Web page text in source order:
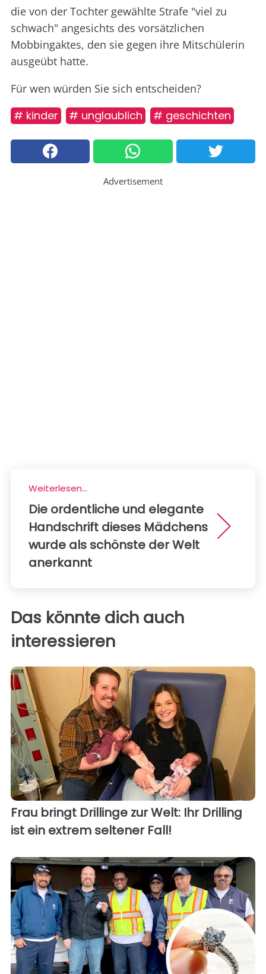
die von der Tochter gewählte Strafe "viel zu
schwach" angesichts des vorsätzlichen
Mobbingaktes, den sie gegen ihre Mitschülerin
ausgeübt hatte.
Für wen würden Sie sich entscheiden?
# kinder # unglaublich # geschichten
Advertisement
Weiterlesen...
Die ordentliche und elegante
Handschrift dieses Mädchens
wurde als schönste der Welt
anerkannt
Das könnte dich auch
interessieren
Frau bringt Drillinge zur Welt: Ihr Drilling
ist ein extrem seltener Fall!